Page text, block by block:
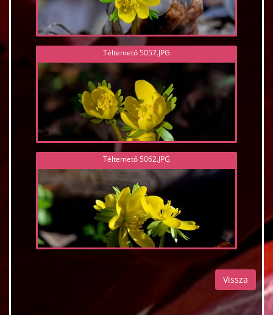
Téltemető 5057.JPG
Téltemető 5062.JPG
Vissza